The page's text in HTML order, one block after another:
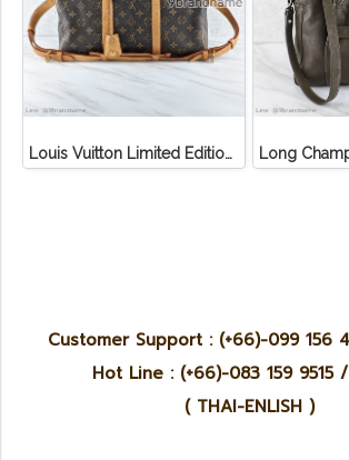
Louis Vuitton Limited Edition Monogram Canvas Sofia Coppola SC Bag
Customer Support : (+66)-099 156
Hot Line : (+66)-083 159 9515
( THAI-ENLISH )